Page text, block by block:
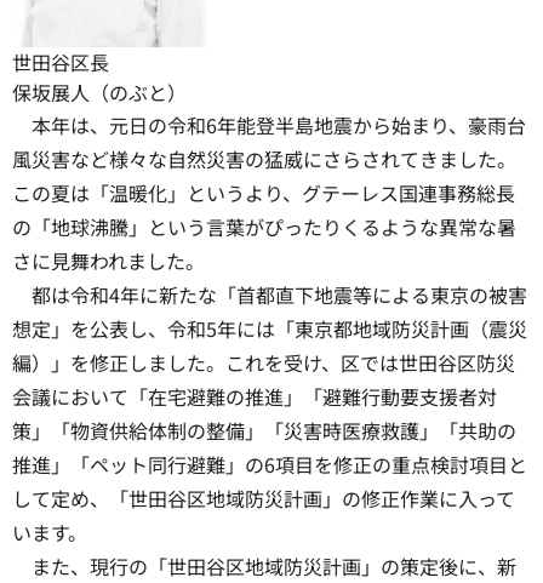
世田谷区長
保坂展人（のぶと）
本年は、元日の令和6年能登半島地震から始まり、豪雨台
風災害など様々な自然災害の猛威にさらされてきました。
この夏は「温暖化」というより、グテーレス国連事務総長
の「地球沸騰」という言葉がぴったりくるような異常な暑
さに見舞われました。
都は令和4年に新たな「首都直下地震等による東京の被害
想定」を公表し、令和5年には「東京都地域防災計画（震災
編）」を修正しました。これを受け、区では世田谷区防災
会議において「在宅避難の推進」「避難行動要支援者対
策」「物資供給体制の整備」「災害時医療救護」「共助の
推進」「ペット同行避難」の6項目を修正の重点検討項目と
して定め、「世田谷区地域防災計画」の修正作業に入って
います。
また、現行の「世田谷区地域防災計画」の策定後に、新